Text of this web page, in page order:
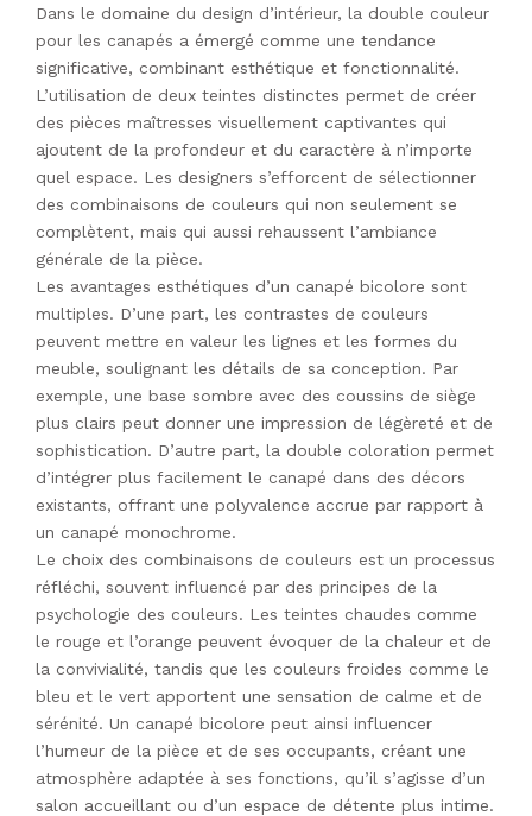
Dans le domaine du design d’intérieur, la double couleur
pour les canapés a émergé comme une tendance
significative, combinant esthétique et fonctionnalité.
L’utilisation de deux teintes distinctes permet de créer
des pièces maîtresses visuellement captivantes qui
ajoutent de la profondeur et du caractère à n’importe
quel espace. Les designers s’efforcent de sélectionner
des combinaisons de couleurs qui non seulement se
complètent, mais qui aussi rehaussent l’ambiance
générale de la pièce.
Les avantages esthétiques d’un canapé bicolore sont
multiples. D’une part, les contrastes de couleurs
peuvent mettre en valeur les lignes et les formes du
meuble, soulignant les détails de sa conception. Par
exemple, une base sombre avec des coussins de siège
plus clairs peut donner une impression de légèreté et de
sophistication. D’autre part, la double coloration permet
d’intégrer plus facilement le canapé dans des décors
existants, offrant une polyvalence accrue par rapport à
un canapé monochrome.
Le choix des combinaisons de couleurs est un processus
réfléchi, souvent influencé par des principes de la
psychologie des couleurs. Les teintes chaudes comme
le rouge et l’orange peuvent évoquer de la chaleur et de
la convivialité, tandis que les couleurs froides comme le
bleu et le vert apportent une sensation de calme et de
sérénité. Un canapé bicolore peut ainsi influencer
l’humeur de la pièce et de ses occupants, créant une
atmosphère adaptée à ses fonctions, qu’il s’agisse d’un
salon accueillant ou d’un espace de détente plus intime.